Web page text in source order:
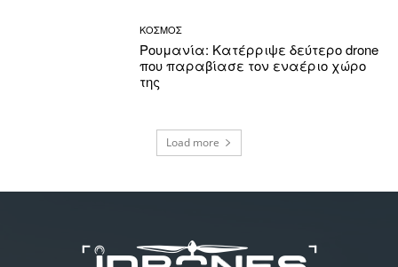
ΚΟΣΜΟΣ
Ρουμανία: Κατέρριψε δεύτερο drone
που παραβίασε τον εναέριο χώρο
της
Load more